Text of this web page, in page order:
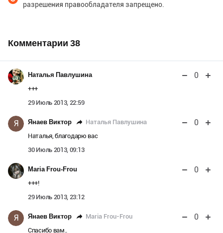
разрешения правообладателя запрещено.
Комментарии 38
Наталья Павлушина 0
+++
29 Июль 2013, 22:59
Я Янаев Виктор Наталья Павлушина 0
Наталья, благодарю вас
30 Июль 2013, 09:13
Maria Frou-Frou 0
+++!
29 Июль 2013, 23:12
Я Янаев Виктор Maria Frou-Frou 0
Спасибо вам..